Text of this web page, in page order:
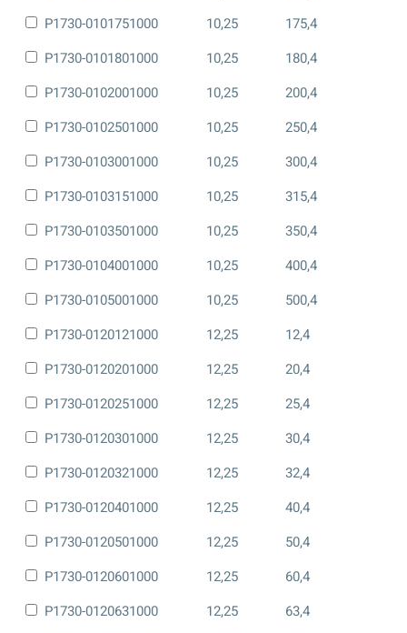
P1730-0101751000
10,25
175,4
P1730-0101801000
10,25
180,4
P1730-0102001000
10,25
200,4
P1730-0102501000
10,25
250,4
P1730-0103001000
10,25
300,4
P1730-0103151000
10,25
315,4
P1730-0103501000
10,25
350,4
P1730-0104001000
10,25
400,4
P1730-0105001000
10,25
500,4
P1730-0120121000
12,25
12,4
P1730-0120201000
12,25
20,4
P1730-0120251000
12,25
25,4
P1730-0120301000
12,25
30,4
P1730-0120321000
12,25
32,4
P1730-0120401000
12,25
40,4
P1730-0120501000
12,25
50,4
P1730-0120601000
12,25
60,4
P1730-0120631000
12,25
63,4